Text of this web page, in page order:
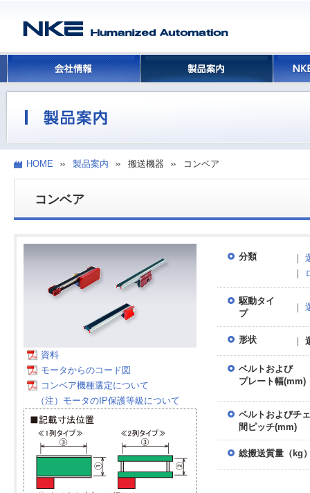
HOME 製品案内 搬送機器 コンベア
コンベア
資料
モータからのコード図
コンベア機種選定について
（注）モータのIP保護等級について
分類 ｜
｜
駆動タイ
プ
｜
形状 ｜
ベルトおよび
プレート幅(mm)
ベルトおよびチ
間ピッチ(mm)
総搬送質量（kg